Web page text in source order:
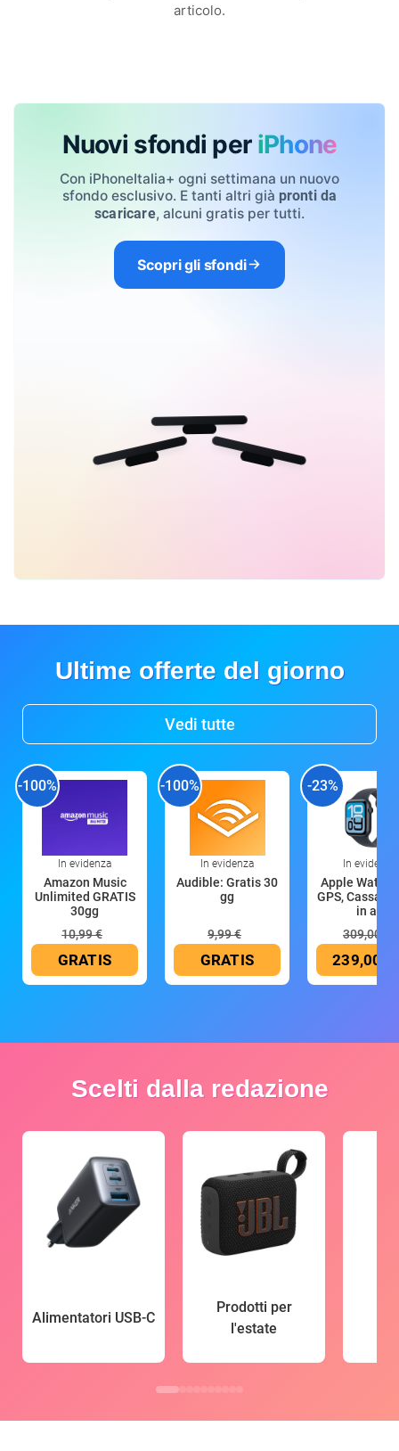
articolo.
Nuovi sfondi per iPhone
Con iPhoneItalia+ ogni settimana un nuovo
sfondo esclusivo. E tanti altri già pronti da
scaricare, alcuni gratis per tutti.
Scopri gli sfondi
Ultime offerte del giorno
Vedi tutte
-100%
In evidenza
Amazon Music
Unlimited GRATIS
30gg
10,99 €
GRATIS
-100%
In evidenza
Audible: Gratis 30
gg
9,99 €
GRATIS
-23%
In evidenza
Apple Watch
GPS, Cassa
in all
309,00 €
239,00 €
Scelti dalla redazione
Alimentatori USB-C
Prodotti per
l'estate